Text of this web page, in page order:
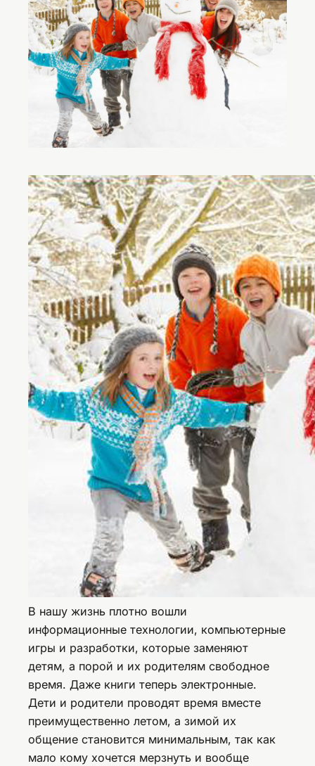
В нашу жизнь плотно вошли
информационные технологии, компьютерные
игры и разработки, которые заменяют
детям, а порой и их родителям свободное
время. Даже книги теперь электронные.
Дети и родители проводят время вместе
преимущественно летом, а зимой их
общение становится минимальным, так как
мало кому хочется мерзнуть и вообще